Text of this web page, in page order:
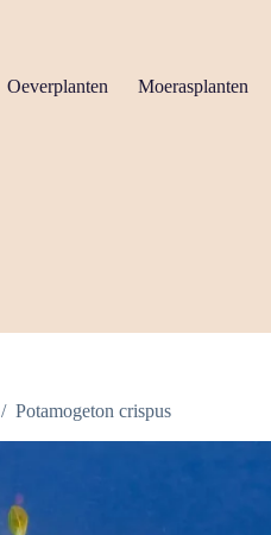
Oeverplanten Moerasplanten
/ Potamogeton crispus